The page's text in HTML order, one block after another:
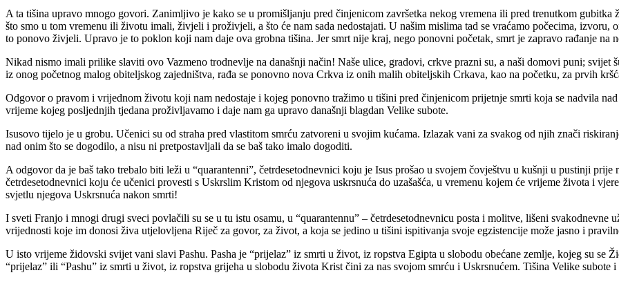
A ta tišina upravo mnogo govori. Zanimljivo je kako se u promišljanju pred činjenicom završetka nekog vremena ili pred trenutkom
što smo u tom vremenu ili životu imali, živjeli i proživjeli, a što će nam sada nedostajati. U našim mislima tad se vraćamo počecima, izvoru,
to ponovo živjeli. Upravo je to poklon koji nam daje ova grobna tišina. Jer smrt nije kraj, nego ponovni početak, smrt je zapravo rađanje na
Nikad nismo imali prilike slaviti ovo Vazmeno trodnevlje na današnji način! Naše ulice, gradovi, crkve prazni su, a naši domovi puni; svijet
iz onog početnog malog obiteljskog zajedništva, rađa se ponovno nova Crkva iz onih malih obiteljskih Crkava, kao na početku, za prvih
Odgovor o pravom i vrijednom životu koji nam nedostaje i kojeg ponovno tražimo u tišini pred činjenicom prijetnje smrti koja se nadvila
vrijeme kojeg posljednjih tjedana proživljavamo i daje nam ga upravo današnji blagdan Velike subote.
Isusovo tijelo je u grobu. Učenici su od straha pred vlastitom smrću zatvoreni u svojim kućama. Izlazak vani za svakog od njih znači
nad onim što se dogodilo, a nisu ni pretpostavljali da se baš tako imalo dogoditi.
A odgovor da je baš tako trebalo biti leži u “quarantenni”, četrdesetodnevnici koju je Isus prošao u svojem čovještvu u kušnji u pustinji
četrdesetodnevnici koju će učenici provesti s Uskrslim Kristom od njegova uskrsnuća do uzašašća, u vremenu kojem će vrijeme života i
svjetlu njegova Uskrsnuća nakon smrti!
I sveti Franjo i mnogi drugi sveci povlačili su se u tu istu osamu, u “quarantennu” – četrdesetodnevnicu posta i molitve, lišeni svakodnevne
vrijednosti koje im donosi živa utjelovljena Riječ za govor, za život, a koja se jedino u tišini ispitivanja svoje egzistencije može jasno i
U isto vrijeme židovski svijet vani slavi Pashu. Pasha je “prijelaz” iz smrti u život, iz ropstva Egipta u slobodu obećane zemlje, kojeg su se
“prijelaz” ili “Pashu” iz smrti u život, iz ropstva grijeha u slobodu života Krist čini za nas svojom smrću i Uskrsnućem. Tišina Velike subote